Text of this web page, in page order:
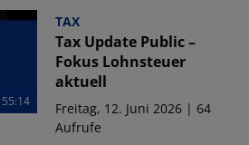
55:14
TAX
Tax Update Public –
Fokus Lohnsteuer
aktuell
Freitag, 12. Juni 2026 | 64
Aufrufe